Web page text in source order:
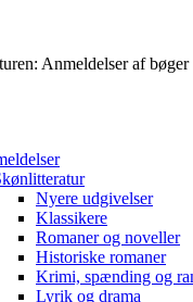
Anmeldelser af bøger
Nyere udgivelser
Klassikere
Romaner og noveller
Historiske romaner
Krimi, spænding og
Lyrik og drama